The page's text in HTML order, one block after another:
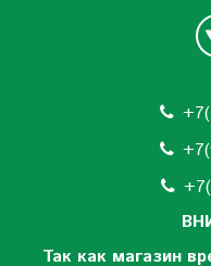
+
Так как магазин